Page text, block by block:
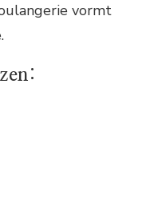
vormt